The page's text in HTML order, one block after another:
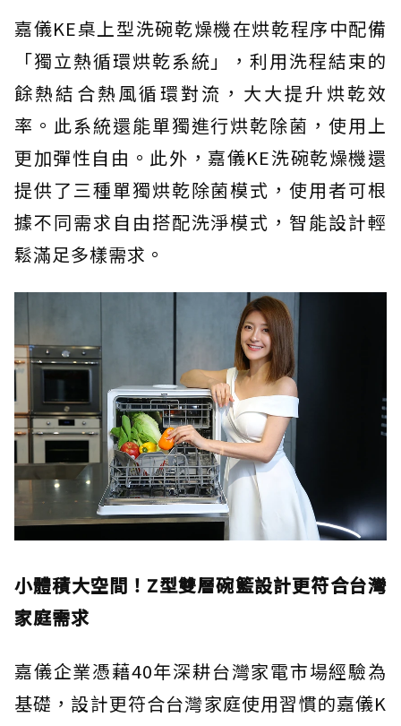
嘉儀KE桌上型洗碗乾燥機在烘乾程序中配備
「獨立熱循環烘乾系統」，利用洗程結束的
餘熱結合熱風循環對流，大大提升烘乾效
率。此系統還能單獨進行烘乾除菌，使用上
更加彈性自由。此外，嘉儀KE洗碗乾燥機還
提供了三種單獨烘乾除菌模式，使用者可根
據不同需求自由搭配洗淨模式，智能設計輕
鬆滿足多樣需求。
小體積大空間！Z型雙層碗籃設計更符合台灣
家庭需求
嘉儀企業憑藉40年深耕台灣家電市場經驗為
基礎，設計更符合台灣家庭使用習慣的嘉儀K